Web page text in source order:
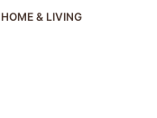
HOME & LIVING